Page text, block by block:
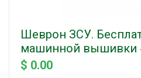
Шеврон ЗСУ.
машинной вышивки
$ 0.00